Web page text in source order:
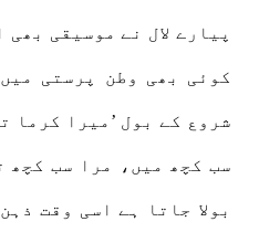
پیارے لال نے موسیقی بھی
کوئی بھی وطن پرستی
شروع کے بول ’میرا کرما
سب کچھ میں، مرا سب کچھ
بولا جاتا ہے اسی وقت